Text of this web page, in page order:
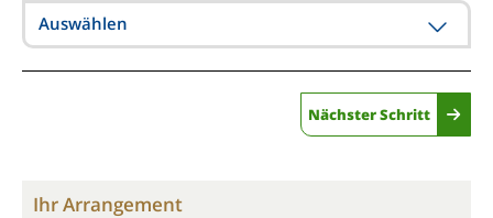
Auswählen
Nächster Schritt
Ihr Arrangement